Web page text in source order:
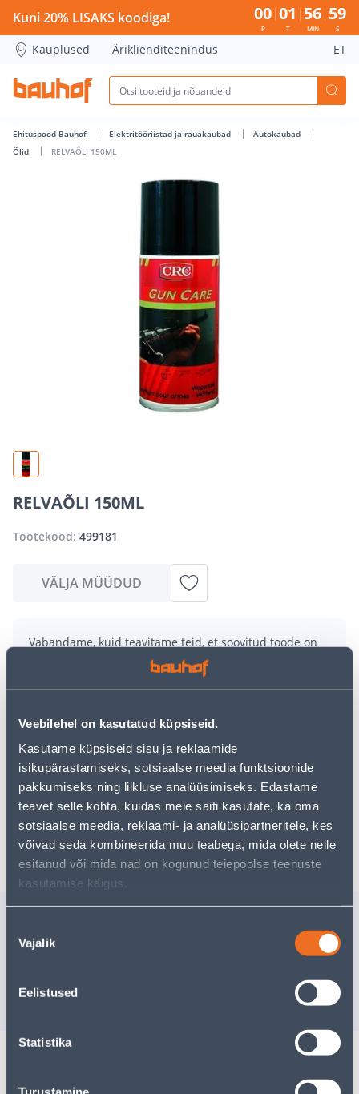
Veebilehel on kasutatud küpsiseid.
Kasutame küpsiseid sisu ja reklaamide
isikupärastamiseks, sotsiaalse meedia funktsioonide
pakkumiseks ning liikluse analüüsimiseks. Edastame
teavet selle kohta, kuidas meie saiti kasutate, ka oma
sotsiaalse meedia, reklaami- ja analüüsipartneritele, kes
võivad seda kombineerida muu teabega, mida olete neile
esitanud või mida nad on kogunud teiepoolse teenuste
kasutamise käigus.
valik
Vajalik
Eelistused
Statistika
RELVAÕLI 150ML - Bauhof has loaded
Kuni 20% LISAKS koodiga! 00
P
01
T
56
MIN
58
S
Kauplused Äriklienditeenindus ET
Ehituspood Bauhof Elektritööriistad ja rauakaubad
Autokaubad
Õlid
RELVAÕLI 150ML
RELVAÕLI 150ML
Tootekood: 499181
VÄLJA MÜÜDUD
Vabandame, kuid teavitame teid, et soovitud toode on
hetkel suure nõudluse tõttu ajutiselt otsas. Siiski
pakume suurepäraseid alternatiive samast
tootekategooriast, mis võivad teile sama palju rõõmu
Teie ostlemisrõõm ei pea aga siin lõppema - oma
kasutades meie võimsat otsingufunktsiooni, et leida
veelgi meelepärasemad valikuid. Head ostlemist!
Tarne pole võimalik
35 .00 €
Spetsifikatsioon